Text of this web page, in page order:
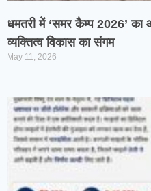
​धमतरी में ‘समर कैम्प 2026’
व्यक्तित्व विकास का संगम
May 11, 2026